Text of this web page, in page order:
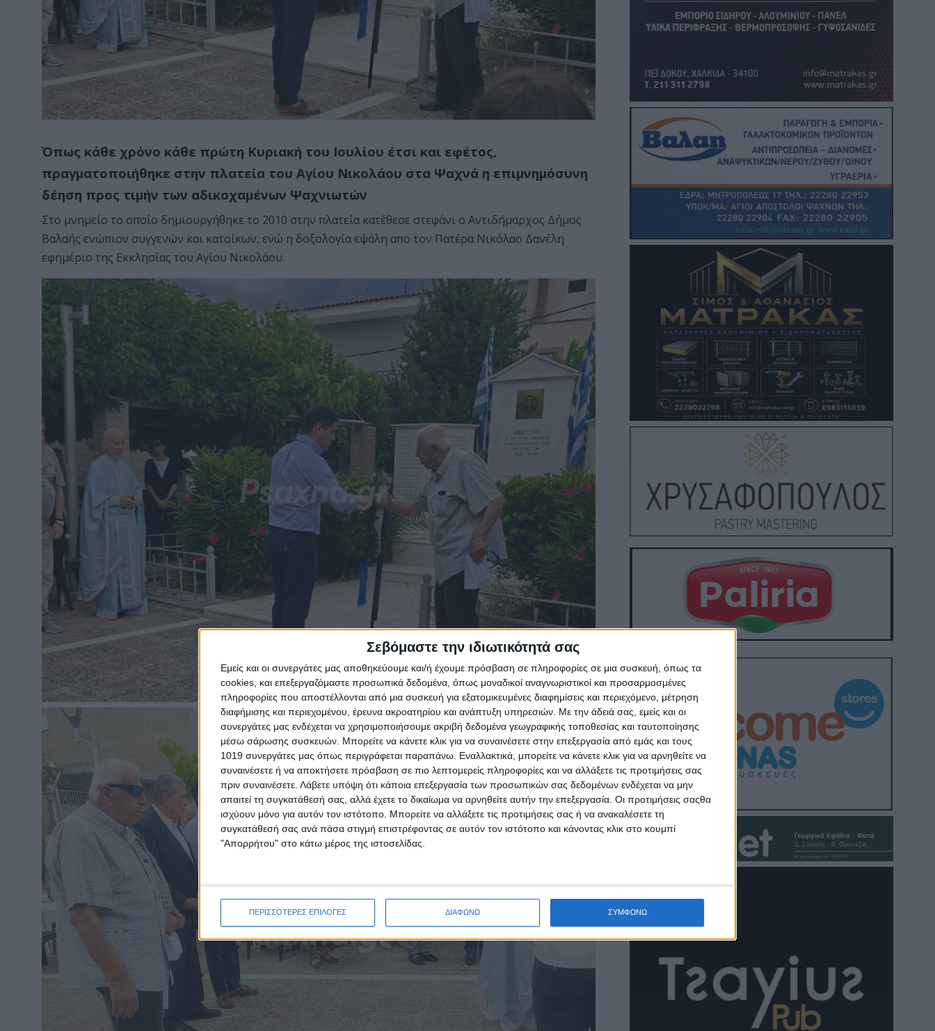
Σεβόμαστε την ιδιωτικότητά σας
Εμείς και οι συνεργάτες μας αποθηκεύουμε και/ή έχουμε πρόσβαση σε πληροφορίες σε μια συσκευή, όπως τα
cookies, και επεξεργαζόμαστε προσωπικά δεδομένα, όπως μοναδικοί αναγνωριστικοί και προσαρμοσμένες
πληροφορίες που αποστέλλονται από μια συσκευή για εξατομικευμένες διαφημίσεις και περιεχόμενο, μέτρηση
διαφήμισης και περιεχομένου, έρευνα ακροατηρίου και ανάπτυξη υπηρεσιών. Με την άδειά σας, εμείς και οι
συνεργάτες μας ενδέχεται να χρησιμοποιήσουμε ακριβή δεδομένα γεωγραφικής τοποθεσίας και ταυτοποίησης
μέσω σάρωσης συσκευών. Μπορείτε να κάνετε κλικ για να συναινέσετε στην επεξεργασία από εμάς και τους
1019 συνεργάτες μας όπως περιγράφεται παραπάνω. Εναλλακτικά, μπορείτε να κάνετε κλικ για να αρνηθείτε να
συναινέσετε ή να αποκτήσετε πρόσβαση σε πιο λεπτομερείς πληροφορίες και να αλλάξετε τις προτιμήσεις σας
πριν συναινέσετε. Λάβετε υπόψη ότι κάποια επεξεργασία των προσωπικών σας δεδομένων ενδέχεται να μην
απαιτεί τη συγκατάθεσή σας, αλλά έχετε το δικαίωμα να αρνηθείτε αυτήν την επεξεργασία. Οι προτιμήσεις σαςθα
ισχύουν μόνο για αυτόν τον ιστότοπο. Μπορείτε να αλλάξετε τις προτιμήσεις σας ή να ανακαλέσετε τη
συγκατάθεσή σας ανά πάσα στιγμή επιστρέφοντας σε αυτόν τον ιστότοπο και κάνοντας κλικ στο κουμπί
"Απορρήτου" στο κάτω μέρος της ιστοσελίδας.
ΠΕΡΙΣΣΟΤΕΡΕΣ ΕΠΙΛΟΓΕΣ ΔΙΑΦΩΝΩ ΣΥΜΦΩΝΩ
Όπως κάθε χρόνο κάθε πρώτη Κυριακή του Ιουλίου έτσι και εφέτος,
πραγματοποιήθηκε στην πλατεία του Αγίου Νικολάου στα Ψαχνά η επιμνημόσυνη
δέηση προς τιμήν των αδικοχαμένων Ψαχνιωτών
Στο μνημείο το οποίο δημιουργήθηκε το 2010 στην πλατεία κατέθεσε στεφάνι ο Αντιδήμαρχος Δήμος
Βαλαής ενώπιον συγγενών και κατοίκων, ενώ η δοξολογία εψάλη απο τον Πατέρα Νικόλαο Δανέλη
εφημέριο της Εκκλησίας του Αγίου Νικολάου.